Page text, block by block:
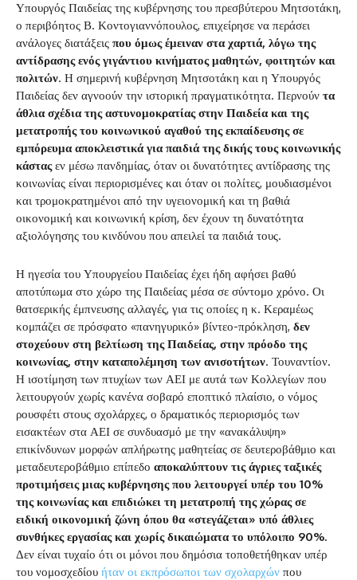
Υπουργός Παιδείας της κυβέρνησης του πρεσβύτερου Μητσοτάκη,
ο περιβόητος Β. Κοντογιαννόπουλος, επιχείρησε να περάσει
ανάλογες διατάξεις που όμως έμειναν στα χαρτιά, λόγω της
αντίδρασης ενός γιγάντιου κινήματος μαθητών, φοιτητών και
πολιτών. Η σημερινή κυβέρνηση Μητσοτάκη και η Υπουργός
Παιδείας δεν αγνοούν την ιστορική πραγματικότητα. Περνούν τα
άθλια σχέδια της αστυνομοκρατίας στην Παιδεία και της
μετατροπής του κοινωνικού αγαθού της εκπαίδευσης σε
εμπόρευμα αποκλειστικά για παιδιά της δικής τους κοινωνικής
κάσταςεν μέσω πανδημίας, όταν οι δυνατότητες αντίδρασης της
κοινωνίας είναι περιορισμένες και όταν οι πολίτες, μουδιασμένοι
και τρομοκρατημένοι από την υγειονομική και τη βαθιά
οικονομική και κοινωνική κρίση, δεν έχουν τη δυνατότητα
αξιολόγησης του κινδύνου που απειλεί τα παιδιά τους.
Η ηγεσία του Υπουργείου Παιδείας έχει ήδη αφήσει βαθύ
αποτύπωμα στο χώρο της Παιδείας μέσα σε σύντομο χρόνο. Οι
θατσερικής έμπνευσης αλλαγές, για τις οποίες η κ. Κεραμέως
κομπάζει σε πρόσφατο «πανηγυρικό» βίντεο-πρόκληση, δεν
στοχεύουν στη βελτίωση της Παιδείας, στην πρόοδο της
κοινωνίας, στην καταπολέμηση των ανισοτήτων. Τουναντίον.
Η ισοτίμηση των πτυχίων των ΑΕΙ με αυτά των Κολλεγίων που
λειτουργούν χωρίς κανένα σοβαρό εποπτικό πλαίσιο, ο νόμος
ρουσφέτι στους σχολάρχες, ο δραματικός περιορισμός των
εισακτέων στα ΑΕΙ σε συνδυασμό με την «ανακάλυψη»
επικίνδυνων μορφών απλήρωτης μαθητείας σε δευτεροβάθμιο και
μεταδευτεροβάθμιο επίπεδο αποκαλύπτουν τις άγριες ταξικές
προτιμήσεις μιας κυβέρνησης που λειτουργεί υπέρ του 10%
της κοινωνίας και επιδιώκει τη μετατροπή της χώρας σε
ειδική οικονομική ζώνη όπου θα «στεγάζεται» υπό άθλιες
συνθήκες εργασίας και χωρίς δικαιώματα το υπόλοιπο 90%.
Δεν είναι τυχαίο ότι οι μόνοι που δημόσια τοποθετήθηκαν υπέρ
του νομοσχεδίου ήταν οι εκπρόσωποι των σχολαρχών που